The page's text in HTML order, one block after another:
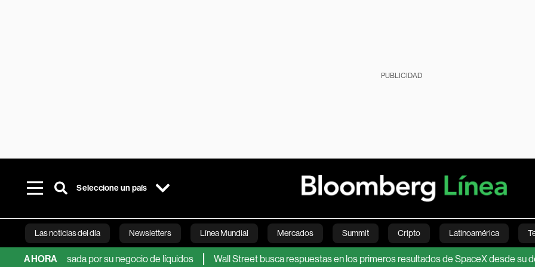
PUBLICIDAD
Seleccione un país
Las noticias del día Newsletters Línea Mundial Mercados Summit Cripto Latinoamérica
Bloomberg Green Economía Estilo de vida Mundo Videos
AHORA
impulsada por su negocio de líquidos Wall Street busca respuestas en los primeros resultados de SpaceX desde su debut